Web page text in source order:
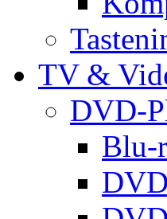
TV &
DVD-
Blu-